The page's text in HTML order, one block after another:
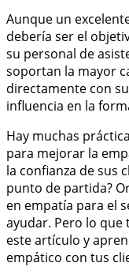
Aunque un
debería ser el
su personal de
soportan la mayor
directamente con
influencia en la
Hay muchas
para mejorar la
la confianza de sus
punto de partida?
en empatía para el
ayudar. Pero lo
este artículo y
empático con tus